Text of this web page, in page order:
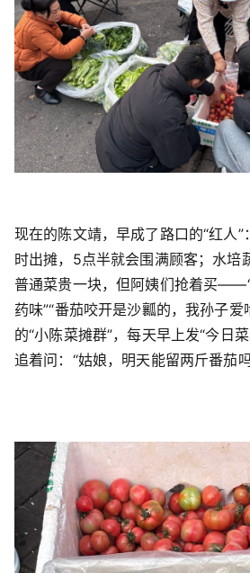
现在的陈文靖，早成了路口的“红人
时出摊，5点半就会围满顾客；水培
普通菜贵一块，但阿姨们抢着买
药味”“番茄咬开是沙瓤的，我孙子
的“小陈菜摊群”，每天早上发“今日
追着问：“姑娘，明天能留两斤番茄